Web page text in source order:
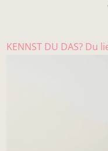
KENNST DU DAS? Du